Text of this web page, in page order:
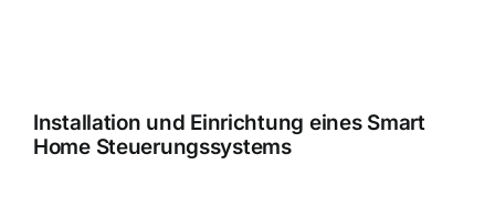
Installation und Einrichtung eines Smart
Home Steuerungssystems